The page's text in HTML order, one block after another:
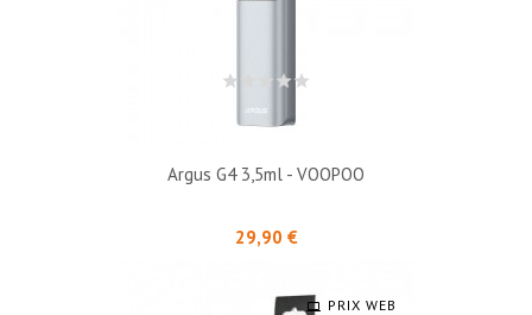
Argus G4 3,5ml - VOOPOO
29,90 €Prix
PRIX WEB